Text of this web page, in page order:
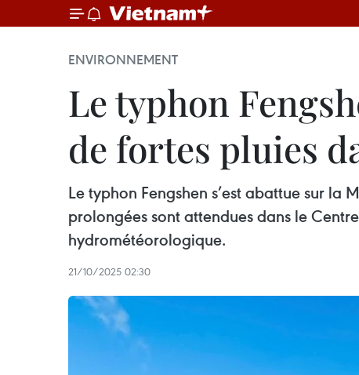
ENVIRONNEMENT
Le typhon
de fortes pluies
Le typhon Fengshen s’est abattue sur la
prolongées sont attendues dans le
hydrométéorologique.
21/10/2025 02:30